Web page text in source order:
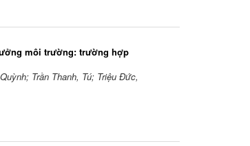
môi trường: trường hợp
Trần Thanh, Tú; Triệu Đức,